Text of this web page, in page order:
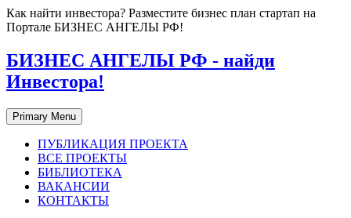
Skip
to
Как найти инвестора? Разместите бизнес план стартап на
Портале БИЗНЕС АНГЕЛЫ РФ!
БИЗНЕС АНГЕЛЫ РФ - найди
Инвестора!
Primary Menu
ПУБЛИКАЦИЯ ПРОЕКТА
ВСЕ ПРОЕКТЫ
БИБЛИОТЕКА
ВАКАНСИИ
КОНТАКТЫ